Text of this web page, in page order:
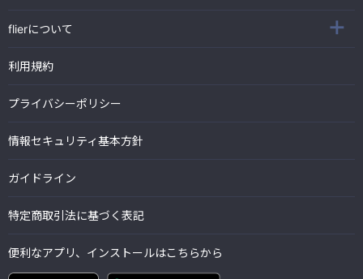
flierについて
利用規約
プライバシーポリシー
情報セキュリティ基本方針
ガイドライン
特定商取引法に基づく表記
便利なアプリ、インストールはこちらから